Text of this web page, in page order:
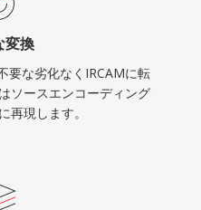
変換
要な劣化なくIRCAMに転
ソースエンコーディング
再現します。